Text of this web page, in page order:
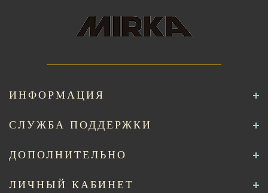
ИНФОРМАЦИЯ
СЛУЖБА ПОДДЕРЖКИ
ДОПОЛНИТЕЛЬНО
ЛИЧНЫЙ КАБИНЕТ